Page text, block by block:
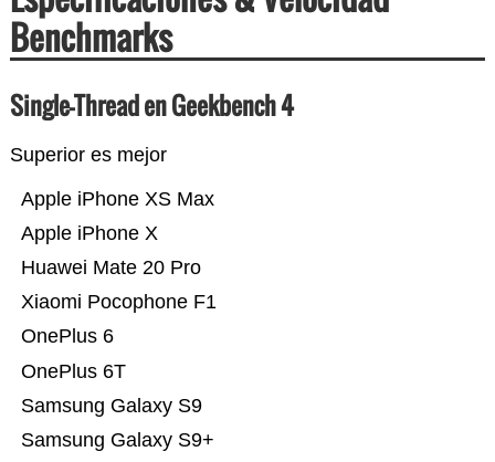
Benchmarks
Single-Thread en Geekbench 4
Superior es mejor
Samsung Galaxy S9+
Samsung Galaxy S9
OnePlus 6T
OnePlus 6
Xiaomi Pocophone F1
Huawei Mate 20 Pro
Apple iPhone X
Apple iPhone XS Max